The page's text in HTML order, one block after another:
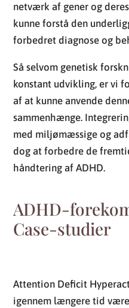
netværk af gener og
kunne forstå den
forbedret diagnose og
Så selvom genetisk
konstant udvikling, er vi
af at kunne anvende
sammenhænge.
med miljømæssige og
dog at forbedre de
håndtering af ADHD.
ADHD-
Case-studier
Attention Deficit
igennem længere tid